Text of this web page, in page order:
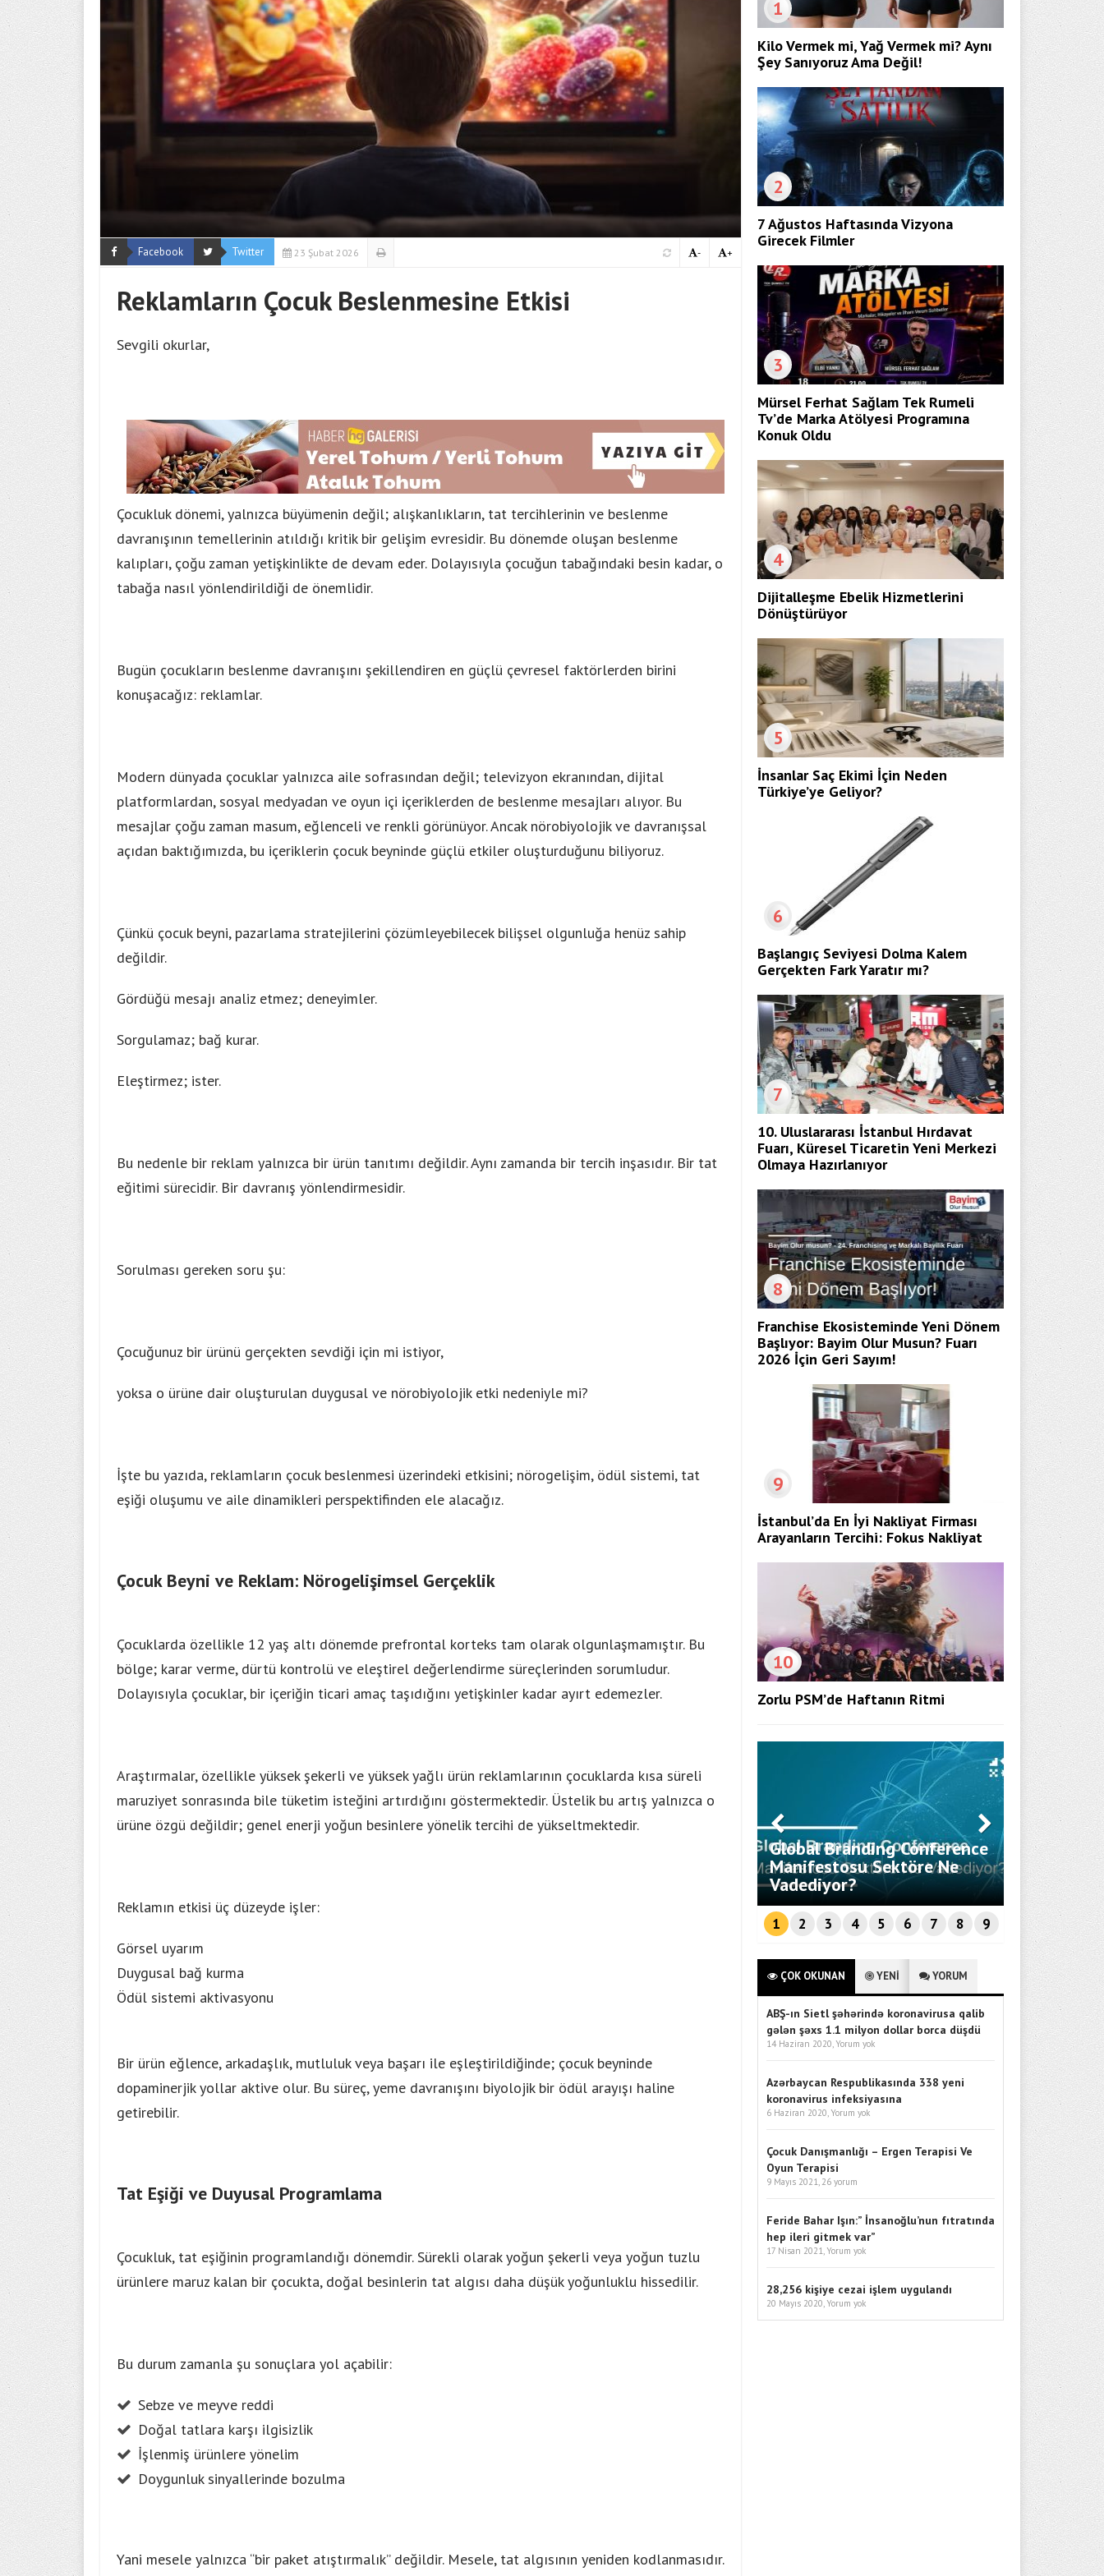
Facebook Twitter 23 Şubat 2026 +
-
Reklamların Çocuk Beslenmesine Etkisi
Sevgili okurlar,
Çocukluk dönemi, yalnızca büyümenin değil; alışkanlıkların, tat tercihlerinin ve beslenme
davranışının temellerinin atıldığı kritik bir gelişim evresidir. Bu dönemde oluşan beslenme
kalıpları, çoğu zaman yetişkinlikte de devam eder. Dolayısıyla çocuğun tabağındaki besin kadar, o
tabağa nasıl yönlendirildiği de önemlidir.
Bugün çocukların beslenme davranışını şekillendiren en güçlü çevresel faktörlerden birini
konuşacağız: reklamlar.
Modern dünyada çocuklar yalnızca aile sofrasından değil; televizyon ekranından, dijital
platformlardan, sosyal medyadan ve oyun içi içeriklerden de beslenme mesajları alıyor. Bu
mesajlar çoğu zaman masum, eğlenceli ve renkli görünüyor. Ancak nörobiyolojik ve davranışsal
açıdan baktığımızda, bu içeriklerin çocuk beyninde güçlü etkiler oluşturduğunu biliyoruz.
Çünkü çocuk beyni, pazarlama stratejilerini çözümleyebilecek bilişsel olgunluğa henüz sahip
değildir.
Gördüğü mesajı analiz etmez; deneyimler.
Sorgulamaz; bağ kurar.
Eleştirmez; ister.
Bu nedenle bir reklam yalnızca bir ürün tanıtımı değildir. Aynı zamanda bir tercih inşasıdır. Bir tat
eğitimi sürecidir. Bir davranış yönlendirmesidir.
Sorulması gereken soru şu:
Çocuğunuz bir ürünü gerçekten sevdiği için mi istiyor,
yoksa o ürüne dair oluşturulan duygusal ve nörobiyolojik etki nedeniyle mi?
İşte bu yazıda, reklamların çocuk beslenmesi üzerindeki etkisini; nörogelişim, ödül sistemi, tat
eşiği oluşumu ve aile dinamikleri perspektifinden ele alacağız.
Çocuk Beyni ve Reklam: Nörogelişimsel Gerçeklik
Çocuklarda özellikle 12 yaş altı dönemde prefrontal korteks tam olarak olgunlaşmamıştır. Bu
bölge; karar verme, dürtü kontrolü ve eleştirel değerlendirme süreçlerinden sorumludur.
Dolayısıyla çocuklar, bir içeriğin ticari amaç taşıdığını yetişkinler kadar ayırt edemezler.
Araştırmalar, özellikle yüksek şekerli ve yüksek yağlı ürün reklamlarının çocuklarda kısa süreli
maruziyet sonrasında bile tüketim isteğini artırdığını göstermektedir. Üstelik bu artış yalnızca o
ürüne özgü değildir; genel enerji yoğun besinlere yönelik tercihi de yükseltmektedir.
Reklamın etkisi üç düzeyde işler:
Görsel uyarım
Duygusal bağ kurma
Ödül sistemi aktivasyonu
Bir ürün eğlence, arkadaşlık, mutluluk veya başarı ile eşleştirildiğinde; çocuk beyninde
dopaminerjik yollar aktive olur. Bu süreç, yeme davranışını biyolojik bir ödül arayışı haline
getirebilir.
Tat Eşiği ve Duyusal Programlama
Çocukluk, tat eşiğinin programlandığı dönemdir. Sürekli olarak yoğun şekerli veya yoğun tuzlu
ürünlere maruz kalan bir çocukta, doğal besinlerin tat algısı daha düşük yoğunluklu hissedilir.
Bu durum zamanla şu sonuçlara yol açabilir:
Sebze ve meyve reddi
Doğal tatlara karşı ilgisizlik
İşlenmiş ürünlere yönelim
Doygunluk sinyallerinde bozulma
Yani mesele yalnızca “bir paket atıştırmalık” değildir. Mesele, tat algısının yeniden kodlanmasıdır.
1
Kilo Vermek mi, Yağ Vermek mi? Aynı
Şey Sanıyoruz Ama Değil!
2
7 Ağustos Haftasında Vizyona
Girecek Filmler
3
Mürsel Ferhat Sağlam Tek Rumeli
Tv’de Marka Atölyesi Programına
Konuk Oldu
4
Dijitalleşme Ebelik Hizmetlerini
Dönüştürüyor
5
İnsanlar Saç Ekimi İçin Neden
Türkiye’ye Geliyor?
6
Başlangıç Seviyesi Dolma Kalem
Gerçekten Fark Yaratır mı?
7
10. Uluslararası İstanbul Hırdavat
Fuarı, Küresel Ticaretin Yeni Merkezi
Olmaya Hazırlanıyor
8
Franchise Ekosisteminde Yeni Dönem
Başlıyor: Bayim Olur Musun? Fuarı
2026 İçin Geri Sayım!
9
İstanbul’da En İyi Nakliyat Firması
Arayanların Tercihi: Fokus Nakliyat
10
Zorlu PSM’de Haftanın Ritmi
Global Branding Conference
Manifestosu Sektöre Ne
Vadediyor?
Savunma
1 2 3 4 5 6 7 8 9
ÇOK OKUNAN YENİ YORUM
ABŞ-ın Sietl şəhərində koronavirusa qalib
gələn şəxs 1.1 milyon dollar borca düşdü
14 Haziran 2020, Yorum yok
Azərbaycan Respublikasında 338 yeni
koronavirus infeksiyasına
6 Haziran 2020, Yorum yok
Çocuk Danışmanlığı – Ergen Terapisi Ve
Oyun Terapisi
9 Mayıs 2021, 26 yorum
Feride Bahar Işın:” İnsanoğlu’nun fıtratında
hep ileri gitmek var”
17 Nisan 2021, Yorum yok
28,256 kişiye cezai işlem uygulandı
20 Mayıs 2020, Yorum yok